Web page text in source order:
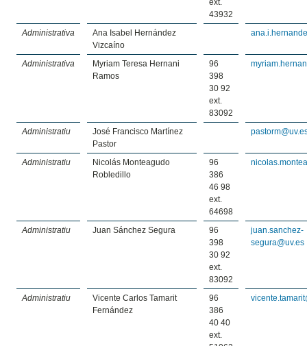
ext.
43932
Administrativa
Ana Isabel Hernández
Vizcaíno
Administrativa
Myriam Teresa Hernani
Ramos
96
398
30 92
ext.
83092
Administratiu
José Francisco Martínez
Pastor
Administratiu
Nicolás Monteagudo
Robledillo
96
386
46 98
ext.
64698
Administratiu Juan Sánchez Segura
96
398
30 92
ext.
83092
juan.sanchez-
segura@uv.es
Administratiu
Vicente Carlos Tamarit
Fernández
96
386
40 40
ext.